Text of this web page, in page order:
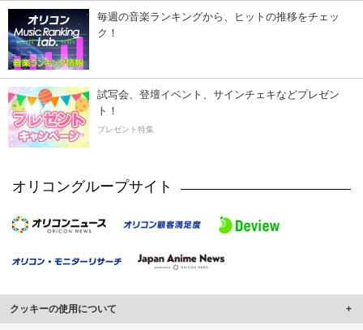
毎週の音楽ランキングから、ヒットの推移をチェッ
ク！
試写会、登壇イベント、サインチェキなどプレゼン
ト！
プレゼント特集
オリコングループサイト
クッキーの使用について